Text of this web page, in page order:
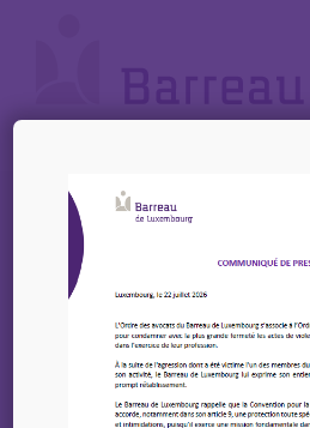
25 Avril 2023 – Invitation à la table
Comment réussir la transition
25 Avril 2023
à la table